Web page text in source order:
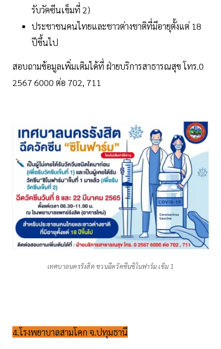
รับวัคซีนเข็มที่ 2)
ประชาชนคนไทยและชาวต่างชาติที่มีอายุตั้งแต่ 18
ปีขึ้นไป
สอบถามข้อมูลเพิ่มเติมได้ที่ ฝ่ายบริการสาธารณสุข โทร.0
2567 6000 ต่อ 702, 711
เทศบาลนครรังสิต ชวนฉีดวัคซีนซิโนฟาร์ม เข็ม 1
4.โรงพยาบาลสามโคก จ.ปทุมธานี